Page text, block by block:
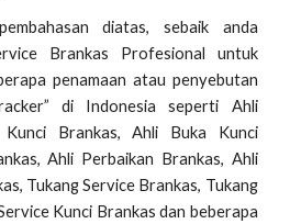
diatas, sebaik anda
Brankas Profesional untuk
penamaan atau penyebutan
di Indonesia seperti Ahli
Brankas, Ahli Buka Kunci
Ahli Perbaikan Brankas, Ahli
Tukang Service Brankas, Tukang
Kunci Brankas dan beberapa